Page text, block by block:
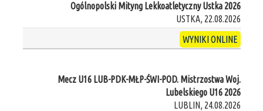
Ogólnopolski Mityng Lekkoatletyczny Ustka 2026
USTKA, 22.08.2026
WYNIKI ONLINE
Mecz U16 LUB-PDK-MŁP-ŚWI-POD. Mistrzostwa Woj.
Lubelskiego U16 2026
LUBLIN, 24.08.2026